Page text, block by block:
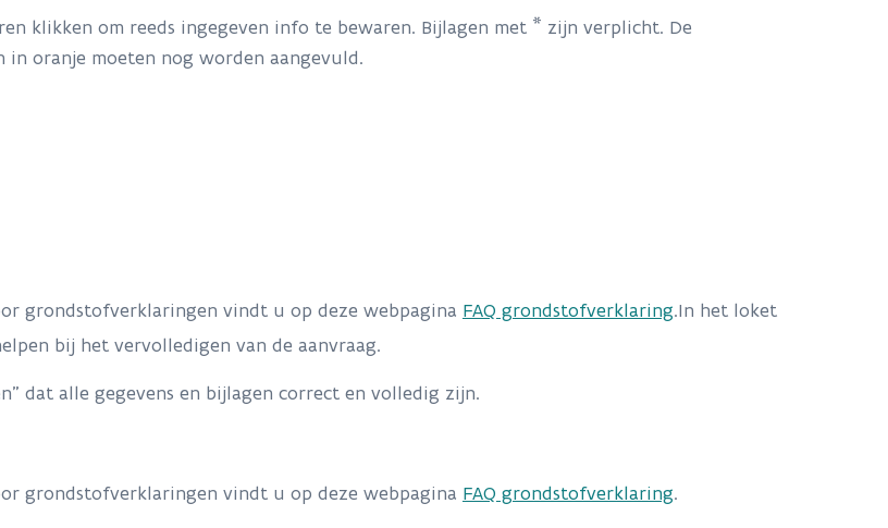
klikken om reeds ingegeven info te bewaren. Bijlagen met * zijn verplicht. De
oranje moeten nog worden aangevuld.
grondstofverklaringen vindt u op deze webpagina FAQ grondstofverklaring.In het loket
bij het vervolledigen van de aanvraag.
dat alle gegevens en bijlagen correct en volledig zijn.
grondstofverklaringen vindt u op deze webpagina FAQ grondstofverklaring.